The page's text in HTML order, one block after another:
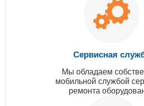
Сервисная
Мы обладаем
мобильной службой
ремонта